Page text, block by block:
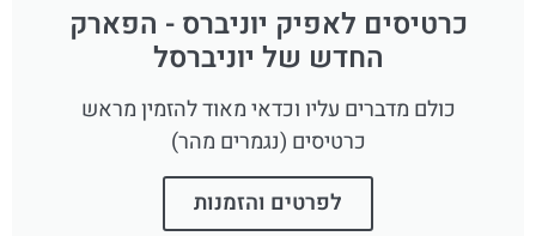
כרטיסים לאפיק יוניברס - הפארק
החדש של יוניברסל
כולם מדברים עליו וכדאי מאוד להזמין מראש
כרטיסים (נגמרים מהר)
לפרטים והזמנות